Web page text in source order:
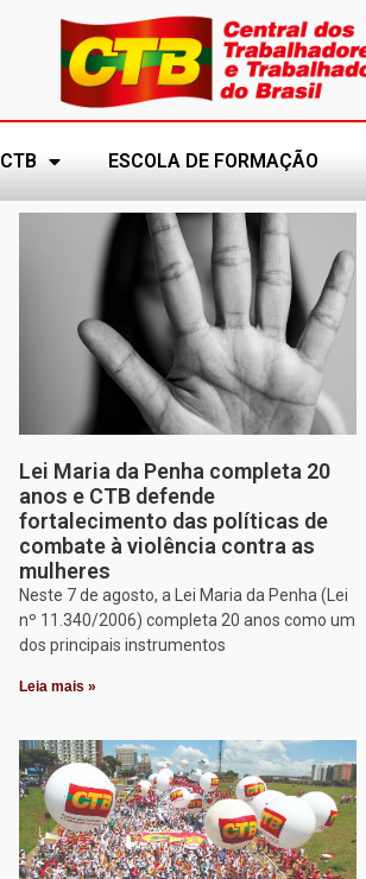
CTB ESCOLA DE FORMAÇÃO
Lei Maria da Penha completa 20
anos e CTB defende
fortalecimento das políticas de
combate à violência contra as
mulheres
Neste 7 de agosto, a Lei Maria da Penha (Lei
nº 11.340/2006) completa 20 anos como um
dos principais instrumentos
Leia mais »